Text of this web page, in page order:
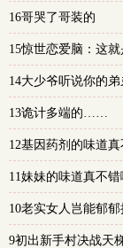
16哥哭了哥装的
15惊世恋爱脑：这
14大少爷听说你的
13诡计多端的……
12基因药剂的味道真
11妹妹的味道真不
10老实女人岂能郁
9初出新手村决战天